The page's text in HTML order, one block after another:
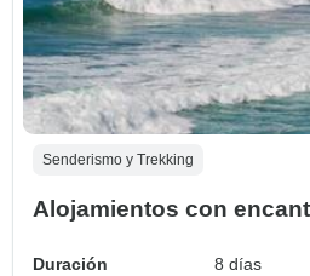
Senderismo y Trekking
Alojamientos con
Duración
8 días